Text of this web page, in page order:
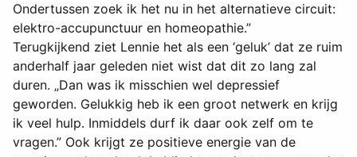
Ondertussen zoek ik het nu in het alternatieve circuit:
elektro-accupunctuur en homeopathie.”
Terugkijkend ziet Lennie het als een ‘geluk’ dat ze ruim
anderhalf jaar geleden niet wist dat dit zo lang zal
duren. „Dan was ik misschien wel depressief
geworden. Gelukkig heb ik een groot netwerk en krijg
ik veel hulp. Inmiddels durf ik daar ook zelf om te
vragen.” Ook krijgt ze positieve energie van de